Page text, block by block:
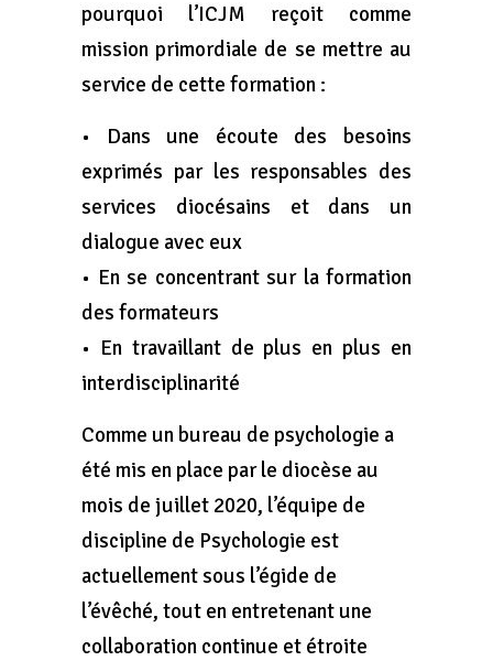
pourquoi l’ICJM reçoit comme
mission primordiale de se mettre au
service de cette formation :
• Dans une écoute des besoins
exprimés par les responsables des
services diocésains et dans un
dialogue avec eux
• En se concentrant sur la formation
des formateurs
• En travaillant de plus en plus en
interdisciplinarité
Comme un bureau de psychologie a
été mis en place par le diocèse au
mois de juillet 2020, l’équipe de
discipline de Psychologie est
actuellement sous l’égide de
l’évêché, tout en entretenant une
collaboration continue et étroite